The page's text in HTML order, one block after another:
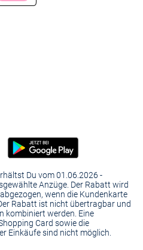
Du vom 01.06.2026 -
Anzüge. Der Rabatt wird
wenn die Kundenkarte
Rabatt ist nicht übertragbar und
kombiniert werden. Eine
Card sowie die
Einkäufe sind nicht möglich.